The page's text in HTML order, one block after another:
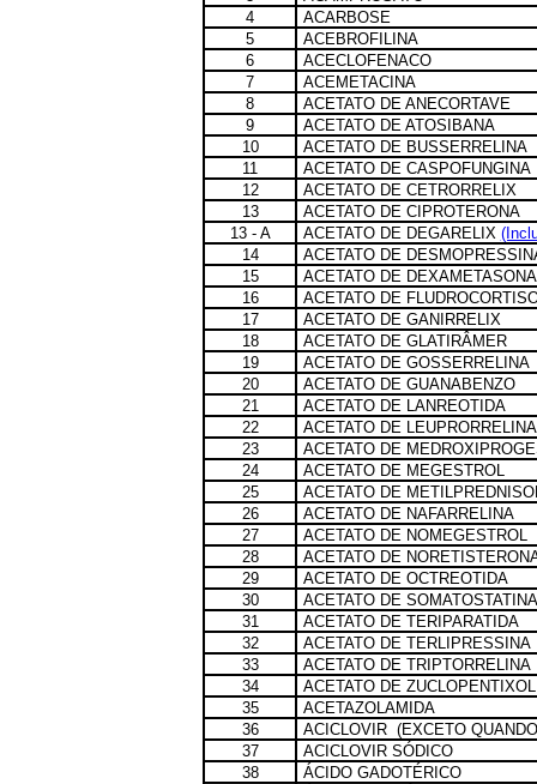
4
ACARBOSE
5
ACEBROFILINA
6
ACECLOFENACO
7
ACEMETACINA
8
ACETATO DE ANECORTAVE
9
ACETATO DE ATOSIBANA
10
ACETATO DE BUSSERRELINA
11
ACETATO DE CASPOFUNGINA
12
ACETATO DE CETRORRELIX
13
ACETATO DE CIPROTERONA
13 - A
ACETATO DE DEGARELIX
14
ACETATO DE
15
ACETATO DE DEXAMETASONA
16
ACETATO DE
17
ACETATO DE GANIRRELIX
18
ACETATO DE GLATIRÂMER
19
ACETATO DE GOSSERRELINA
20
ACETATO DE GUANABENZO
21
ACETATO DE LANREOTIDA
22
ACETATO DE LEUPRORRELINA
23
ACETATO DE
24
ACETATO DE MEGESTROL
25
ACETATO DE
26
ACETATO DE NAFARRELINA
27
ACETATO DE NOMEGESTROL
28
ACETATO DE
29
ACETATO DE OCTREOTIDA
30
ACETATO DE SOMATOSTATINA
31
ACETATO DE TERIPARATIDA
32
ACETATO DE TERLIPRESSINA
33
ACETATO DE TRIPTORRELINA
34
ACETATO DE ZUCLOPENTIXOL
35
ACETAZOLAMIDA
36
ACICLOVIR (EXCETO
37
ACICLOVIR SÓDICO
38
ÁCIDO GADOTÉRICO